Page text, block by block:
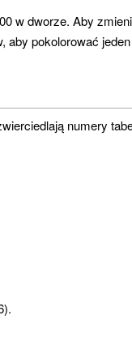
w dworze. Aby
pokolorować
numery